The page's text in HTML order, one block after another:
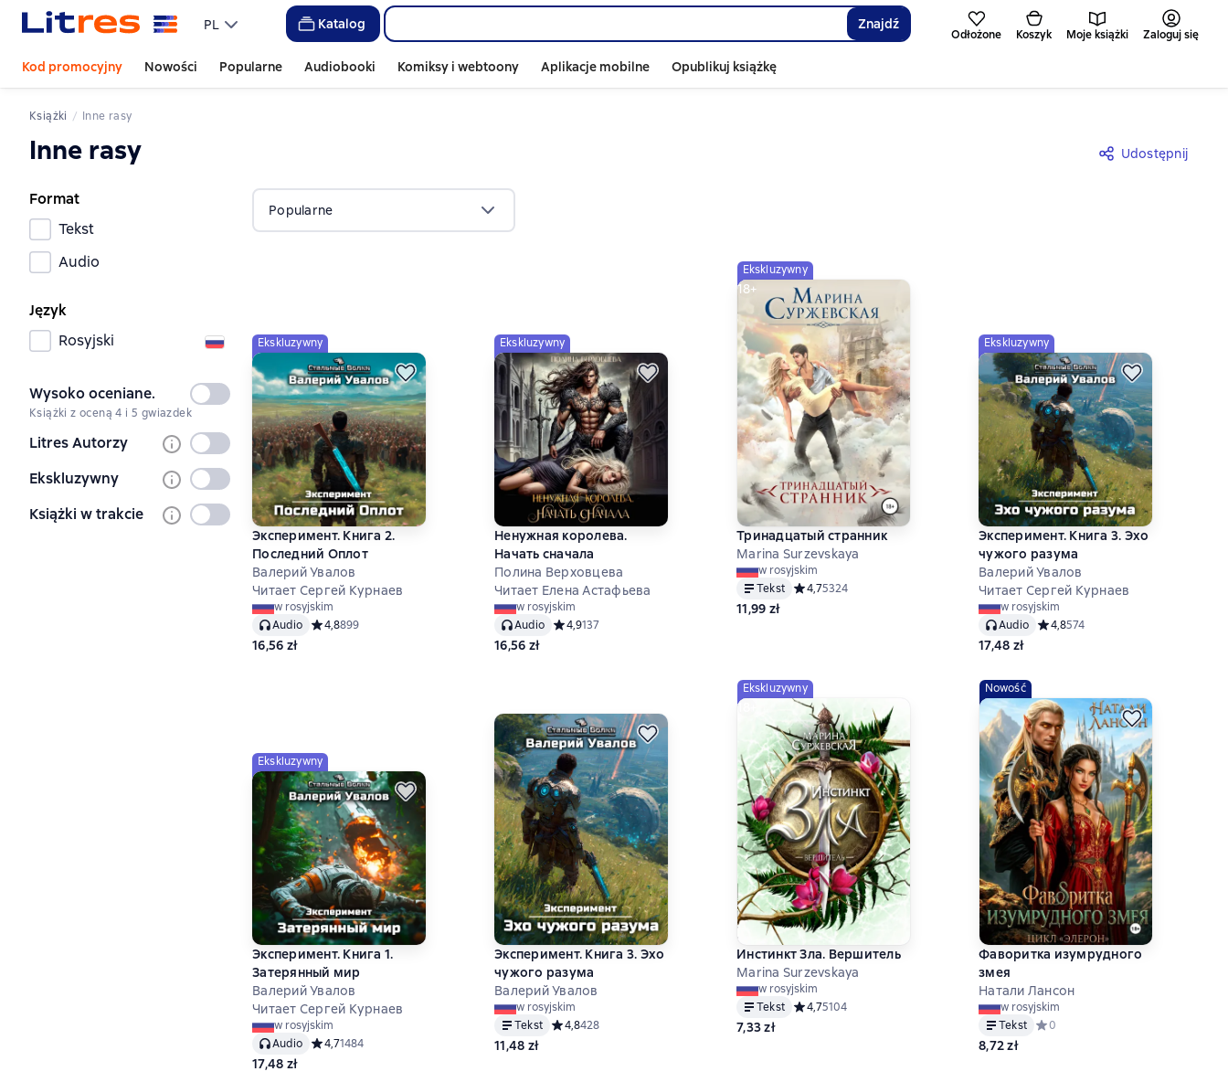
PL Katalog Znajdź
Odłożone Koszyk Moje książki Zaloguj się
Kod promocyjny Nowości Popularne Audiobooki Komiksy i webtoony Aplikacje mobilne Opublikuj książkę
Książki Inne rasy
Inne rasy Udostępnij
Format
Tekst
Audio
Język
Rosyjski
Wysoko oceniane.
Nie
Książki z oceną 4 i 5 gwiazdek
Litres Autorzy
Nie
wybrany
Ekskluzywny
Nie
wybrany
Książki w trakcie
Nie
Popularne
Ekskluzywny
Эксперимент. Книга 2.
Последний Оплот
Валерий Увалов
Читает Сергей Курнаев
w rosyjskim
Audio
Средний рейтинг 4,8 на основе 899 оценок
4,8899
16,56 zł
Ekskluzywny
Ненужная королева.
Начать сначала
Полина Верховцева
Читает Елена Астафьева
w rosyjskim
Audio
Средний рейтинг 4,9 на основе 137 оценок
4,9137
16,56 zł
Ekskluzywny
18+
Тринадцатый странник
Marina Surzevskaya
w rosyjskim
Tekst
Средний рейтинг 4,7 на основе 5324 оценок
4,75324
11,99 zł
Ekskluzywny
Эксперимент. Книга 3. Эхо
чужого разума
Валерий Увалов
Читает Сергей Курнаев
w rosyjskim
Audio
Средний рейтинг 4,8 на основе
4,8574
17,48 zł
Ekskluzywny
Эксперимент. Книга 1.
Затерянный мир
Валерий Увалов
Читает Сергей Курнаев
w rosyjskim
Audio
Средний рейтинг 4,7 на основе 1484 оценок
4,71484
17,48 zł
Эксперимент. Книга 3. Эхо
чужого разума
Валерий Увалов
w rosyjskim
Tekst
Средний рейтинг 4,8 на основе 428 оценок
4,8428
11,48 zł
Ekskluzywny
18+
Инстинкт Зла. Вершитель
Marina Surzevskaya
w rosyjskim
Tekst
Средний рейтинг 4,7 на основе 5104 оценок
4,75104
7,33 zł
Nowość
Фаворитка изумрудного
змея
Натали Лансон
w rosyjskim
Tekst
Средний рейтинг 0 на основе 0
0
8,72 zł